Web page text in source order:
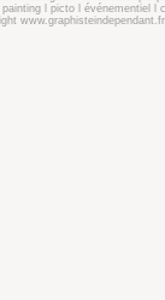
l pictol événementiel
www.graphisteindependant.fr